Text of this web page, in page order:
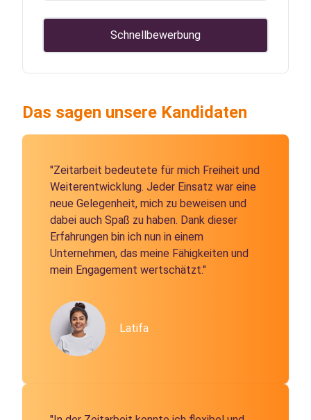
Schnellbewerbung
Das sagen unsere Kandidaten
"Zeitarbeit bedeutete für mich Freiheit und
Weiterentwicklung. Jeder Einsatz war eine
neue Gelegenheit, mich zu beweisen und
dabei auch Spaß zu haben. Dank dieser
Erfahrungen bin ich nun in einem
Unternehmen, das meine Fähigkeiten und
mein Engagement wertschätzt."
Latifa